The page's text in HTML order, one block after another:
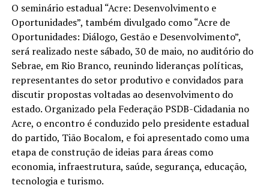
O seminário estadual “Acre: Desenvolvimento e
Oportunidades”, também divulgado como “Acre de
Oportunidades: Diálogo, Gestão e Desenvolvimento”,
será realizado neste sábado, 30 de maio, no auditório do
Sebrae, em Rio Branco, reunindo lideranças políticas,
representantes do setor produtivo e convidados para
discutir propostas voltadas ao desenvolvimento do
estado. Organizado pela Federação PSDB-Cidadania no
Acre, o encontro é conduzido pelo presidente estadual
do partido, Tião Bocalom, e foi apresentado como uma
etapa de construção de ideias para áreas como
economia, infraestrutura, saúde, segurança, educação,
tecnologia e turismo.